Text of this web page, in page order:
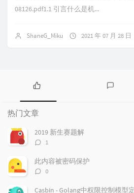
08126.pdf1.1 引言什么是机...
ShaneG_Miku 2021 年 07 月 28 日
热
门
文
章
热门文章
2019 新生赛题解
评
数：
1
此内容被密码保护
评
数：
0
Casbin - Golang中权限控制模型